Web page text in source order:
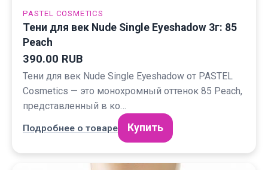
PASTEL COSMETICS
Тени для век Nude Single Eyeshadow 3г: 85
Peach
390.00 RUB
Тени для век Nude Single Eyeshadow от PASTEL
Cosmetics — это монохромный оттенок 85 Peach,
представленный в ко…
Подробнее о товаре Купить